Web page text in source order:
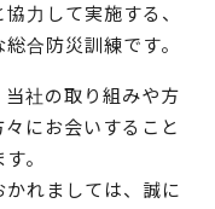
力して実施する、
合防災訓練です。
社の取り組みや方
にお会いすること
。
れましては、誠に